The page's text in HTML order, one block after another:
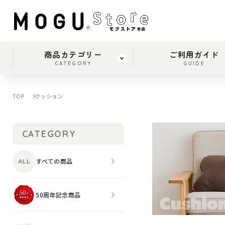
商品カテゴリー
CATEGORY
ご利用ガイド
GUIDE
TOP クッション
CATEGORY
すべての商品
50周年記念商品